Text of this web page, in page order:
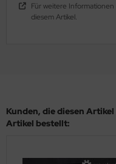
Für weitere
diesem Artikel.
Kunden, die diesen
Artikel bestellt: